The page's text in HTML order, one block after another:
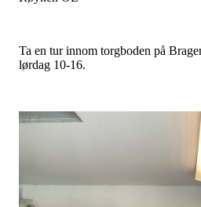
Ta en tur innom torgboden på
lørdag 10-16.